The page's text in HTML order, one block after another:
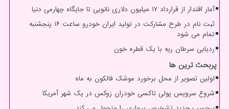
آمار اقتدار از قرارداد ۱۷ میلیون دلاری نانویی تا جایگاه چهارمی دنیا
ثبت نام در طرح مشارکت در تولید ایران خودرو ساعت ۱۶ پنجشنبه
تمام می شود
ردیابی سرطان ریه با یک قطره خون
پربحث ترین ها
اولین تصویر از محل برخورد موشک فالکون به ماه
شروع سرویس پولی تاکسی خودران زوکس در یک شهر آمریکا